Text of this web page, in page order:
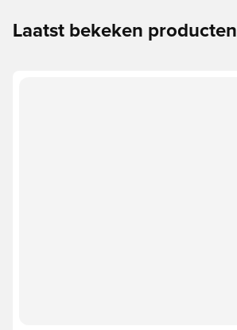
Laatst bekeken producten